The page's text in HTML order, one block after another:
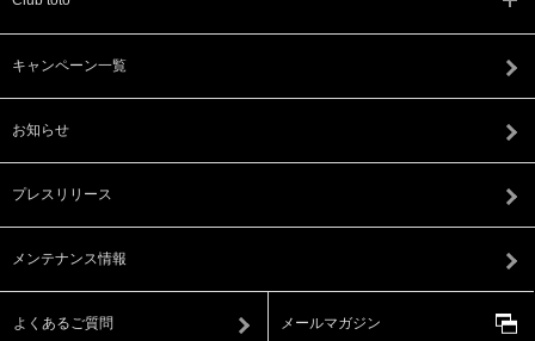
キャンペーン一覧
お知らせ
プレスリリース
メンテナンス情報
よくあるご質問 メールマガジン